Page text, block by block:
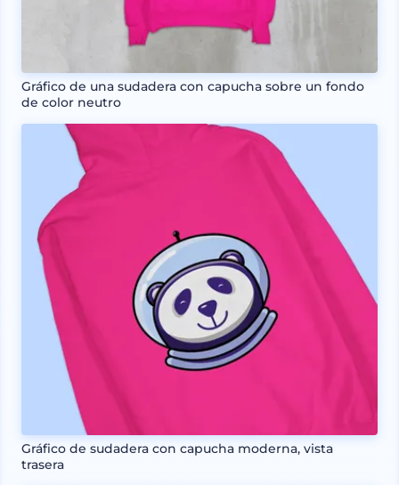
Gráfico de una sudadera con capucha sobre un fondo
de color neutro
Gráfico de sudadera con capucha moderna, vista
trasera